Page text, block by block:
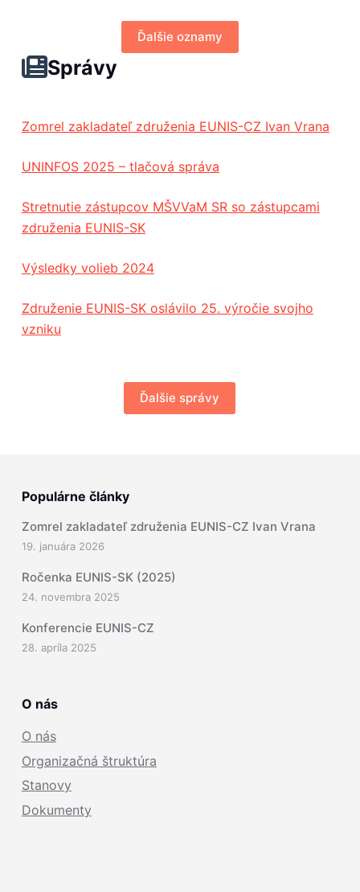
Ďalšie oznamy
Správy
Zomrel zakladateľ združenia EUNIS-CZ Ivan Vrana
UNINFOS 2025 – tlačová správa
Stretnutie zástupcov MŠVVaM SR so zástupcami
združenia EUNIS-SK
Výsledky volieb 2024
Združenie EUNIS-SK oslávilo 25. výročie svojho
vzniku
Ďalšie správy
Populárne články
Zomrel zakladateľ združenia EUNIS-CZ Ivan Vrana
19. januára 2026
Ročenka EUNIS-SK (2025)
24. novembra 2025
Konferencie EUNIS-CZ
28. apríla 2025
O nás
O nás
Organizačná štruktúra
Stanovy
Dokumenty